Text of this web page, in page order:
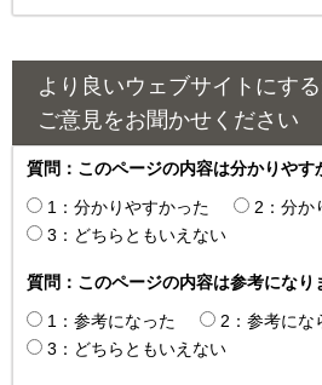
より良いウェブサイトにす
ご意見をお聞かせください
質問：このページの内容は分かりやす
1：分かりやすかった
2：分か
3：どちらともいえない
質問：このページの内容は参考になり
1：参考になった
2：参考にな
3：どちらともいえない